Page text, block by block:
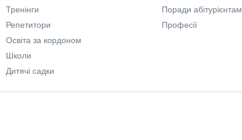
Тренінги
Репетитори
Освіта за кордоном
Школи
Дитячі садки
Поради абітурієнтам
Професії